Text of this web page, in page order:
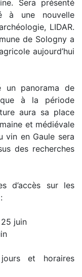
Sera présenté
à une nouvelle
LIDAR.
de Sologny a
aujourd’hui
un panorama de
à la période
aura sa place
et médiévale
vin en Gaule sera
des recherches
d’accès sur les
juin
et horaires